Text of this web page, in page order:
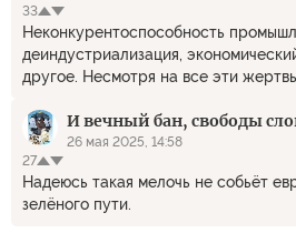
33
Неконкурентоспособность
деиндустриализация,
другое. Несмотря на все эти
скажешь? Никто вас не заставляет.
промышленность и не
будет лучше.
И вечный бан, свободы
26 мая 2025, 14:58
27
Надеюсь такая мелочь не собьёт
зелёного пути.